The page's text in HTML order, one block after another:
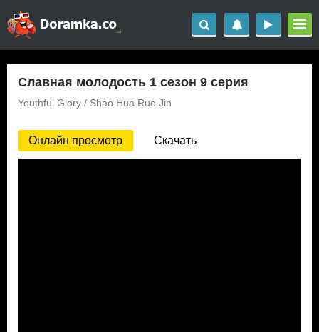
Славная молодость 1 сезон 9 серия
Youthful Glory / Shao Hua Ruo Jin
Онлайн просмотр Скачать